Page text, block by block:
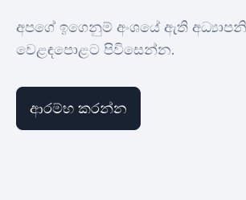
අපගේ ඉගෙනුම් අංශයේ ඇති
වෙළඳපොළට පිවිසෙන්න.
ආරම්භ කරන්න